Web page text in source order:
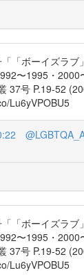
「「ボーイズラ
〜1995・2000
37号 P.19-52
Lu6yVPOBU5
「「ボーイズラ
〜1995・2000
37号 P.19-52
Lu6yVPOBU5